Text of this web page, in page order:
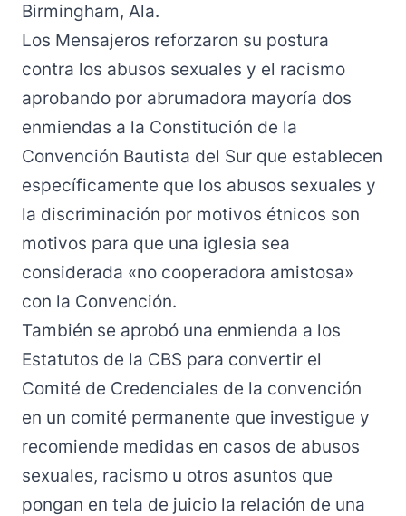
Birmingham, Ala.
Los Mensajeros reforzaron su postura
contra los abusos sexuales y el racismo
aprobando por abrumadora mayoría dos
enmiendas a la Constitución de la
Convención Bautista del Sur que establecen
específicamente que los abusos sexuales y
la discriminación por motivos étnicos son
motivos para que una iglesia sea
considerada «no cooperadora amistosa»
con la Convención.
También se aprobó una enmienda a los
Estatutos de la CBS para convertir el
Comité de Credenciales de la convención
en un comité permanente que investigue y
recomiende medidas en casos de abusos
sexuales, racismo u otros asuntos que
pongan en tela de juicio la relación de una